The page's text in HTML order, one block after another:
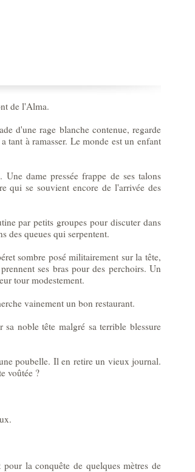
de l'Alma.
d'une rage blanche contenue, regarde
tant à ramasser. Le monde est un enfant
dame pressée frappe de ses talons
qui se souvient encore de l'arrivée des
par petits groupes pour discuter dans
des queues qui serpentent.
sombre posé militairement sur la tête,
ses bras pour des perchoirs. Un
tour modestement.
vainement un bon restaurant.
noble tête malgré sa terrible blessure
poubelle. Il en retire un vieux journal.
voûtée ?
la conquête de quelques mètres de